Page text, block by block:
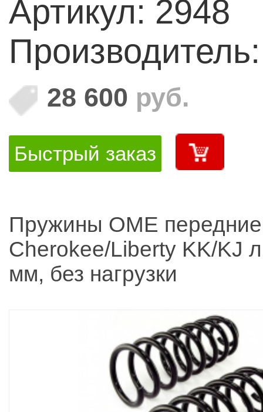
Артикул: 2948
28 600 руб.
Быстрый заказ
Пружины OME
Cherokee/Liberty KK/KJ
мм, без нагрузки